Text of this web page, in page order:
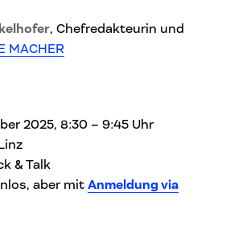
, Chefredakteurin und
MACHER
2025, 8:30 – 9:45 Uhr
& Talk
aber mit Anmeldung via